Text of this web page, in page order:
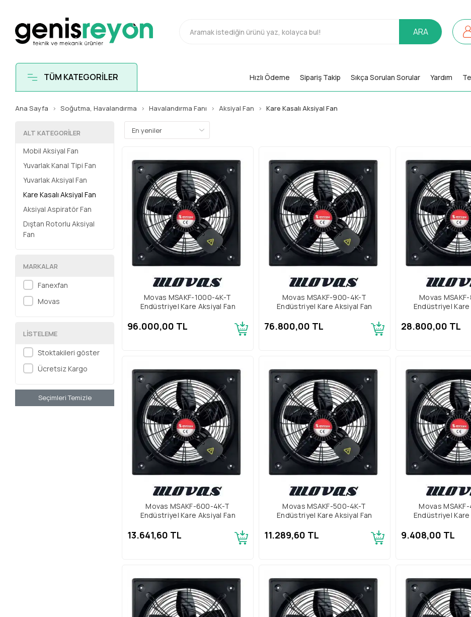
ARA
TÜM KATEGORİLER Hızlı Ödeme Sipariş Takip Sıkça Sorulan Sorular Yardım
Ana Sayfa Soğutma, Havalandırma Havalandırma Fanı Aksiyal Fan Kare Kasalı Aksiyal Fan
ALT KATEGORILER
Mobil Aksiyal Fan
Yuvarlak Kanal Tipi Fan
Yuvarlak Aksiyal Fan
Kare Kasalı Aksiyal Fan
Aksiyal Aspiratör Fan
Dıştan Rotorlu Aksiyal
Fan
MARKALAR
Fanexfan
Movas
LISTELEME
Stoktakileri göster
Ücretsiz Kargo
Seçimleri Temizle
Movas MSAKF-1000-4K-T
Endüstriyel Kare Aksiyal Fan
96.000,00 TL
Movas MSAKF-900-4K-T
Endüstriyel Kare Aksiyal Fan
76.800,00 TL
Movas
Endüstriyel Kare
28.800,00 TL
Movas MSAKF-600-4K-T
Endüstriyel Kare Aksiyal Fan
13.641,60 TL
Movas MSAKF-500-4K-T
Endüstriyel Kare Aksiyal Fan
11.289,60 TL
Movas
Endüstriyel Kare
9.408,00 TL